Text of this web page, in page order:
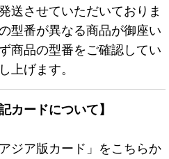
送させていただいておりま
型番が異なる商品が御座い
商品の型番をご確認してい
上げます。
カードについて】
ジア版カード」をこちらか